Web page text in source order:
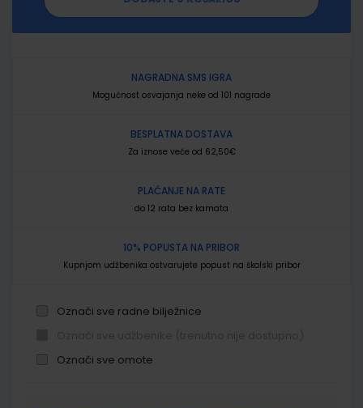
NAGRADNA SMS IGRA
Mogućnost osvajanja neke od 101 nagrade
BESPLATNA DOSTAVA
Za iznose veće od 62,50€
PLAĆANJE NA RATE
do 12 rata bez kamata
10% POPUSTA NA PRIBOR
Kupnjom udžbenika ostvarujete popust na školski pribor
Označi sve radne bilježnice
Označi sve omote